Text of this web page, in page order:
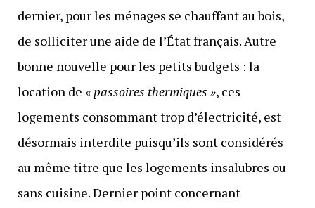
dernier, pour les ménages se chauffant au bois,
de solliciter une aide de l’État français. Autre
bonne nouvelle pour les petits budgets : la
location de « passoires thermiques », ces
logements consommant trop d’électricité, est
désormais interdite puisqu’ils sont considérés
au même titre que les logements insalubres ou
sans cuisine. Dernier point concernant